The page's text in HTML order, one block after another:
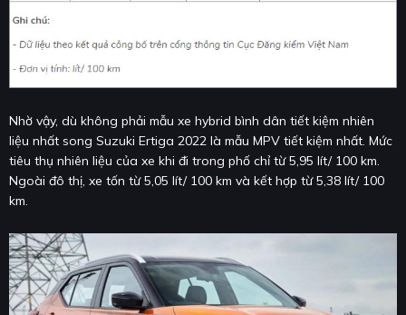
Nhờ vậy, dù không phải mẫu xe hybrid bình dân tiết kiệm nhiên
liệu nhất song Suzuki Ertiga 2022 là mẫu MPV tiết kiệm nhất. Mức
tiêu thụ nhiên liệu của xe khi đi trong phố chỉ từ 5,95 lít/ 100 km.
Ngoài đô thị, xe tốn từ 5,05 lít/ 100 km và kết hợp từ 5,38 lít/ 100
km.